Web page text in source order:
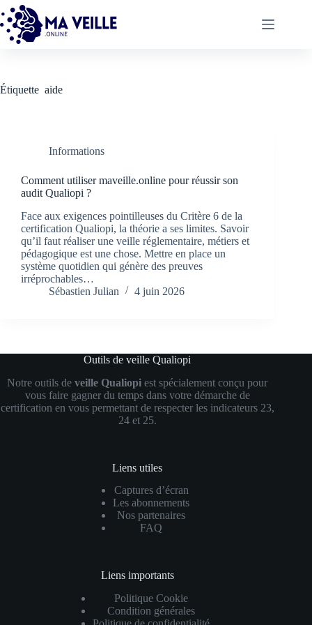
Passer
au
contenu
Étiquette aide
Informations
Comment utiliser maveille.online pour réussir son
audit Qualiopi ?
Face aux exigences pointilleuses du Critère 6 de la
certification Qualiopi, la théorie a ses limites. Savoir
qu’il faut réaliser une veille réglementaire, métiers et
pédagogique est une chose. Mettre en place un
système quotidien qui génère des preuves
irréprochables…
Sébastien Julian
4 juin 2026
Outils de veille Qualiopi
Notre outils deveille Qualiopiest spécialement conçu pour
vous faire gagner du temps dans votre démarche de
certification en vous permettant de respecter les indicateurs 23,
24 et 25.
Liens utiles
Captures d’écran
Les abonnements
Nos partenaires
FAQ
Liens importants
Politique Cookie
Condition générales